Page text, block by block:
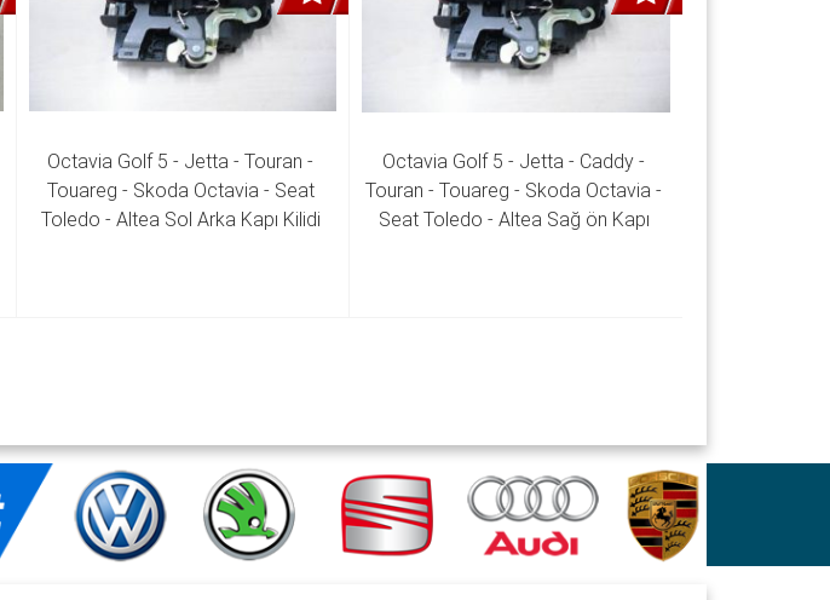
Octavia Golf 5 - Jetta - Touran -
Touareg - Skoda Octavia - Seat
Toledo - Altea Sol Arka Kapı Kilidi
Octavia Golf 5 - Jetta - Caddy -
Touran - Touareg - Skoda Octavia -
Seat Toledo - Altea Sağ ön Kapı